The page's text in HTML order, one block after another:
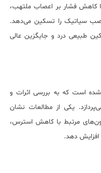
کاهش فشار بر اعصاب ملتهب،
سیاتیک را تسکین می‌دهد.
طبیعی درد و جایگزین عالی
است که به بررسی اثرات و
یکی از مطالعات نشان
مرتبط با کاهش استرس،
افزایش دهد.